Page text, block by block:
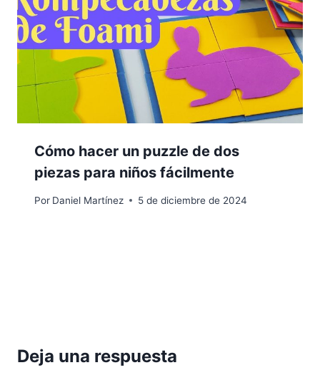
Cómo hacer un puzzle de dos
piezas para niños fácilmente
Por Daniel Martínez 5 de diciembre de 2024
Deja una respuesta